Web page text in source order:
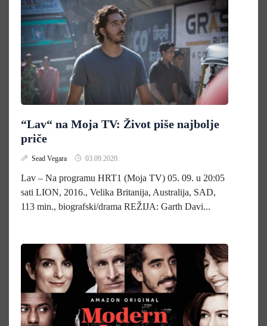
“Lav“ na Moja TV: Život piše najbolje
priče
Sead Vegara 03.09.2020.
Lav – Na programu HRT1 (Moja TV) 05. 09. u 20:05
sati LION, 2016., Velika Britanija, Australija, SAD,
113 min., biografski/drama REŽIJA: Garth Davi...